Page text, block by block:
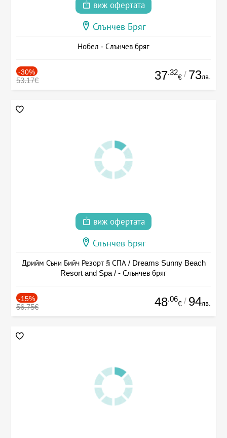
виж офертата
Слънчев Бряг
Нобел - Слънчев бряг
-30%
53.17€ 37.32
€ / 73лв.
виж офертата
Слънчев Бряг
Дрийм Съни Бийч Резорт § СПА / Dreams Sunny Beach
Resort and Spa / - Слънчев бряг
-15%
56.75€ 48.06
€ / 94лв.